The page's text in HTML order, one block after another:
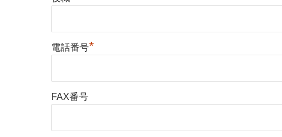
電話番号*
FAX番号